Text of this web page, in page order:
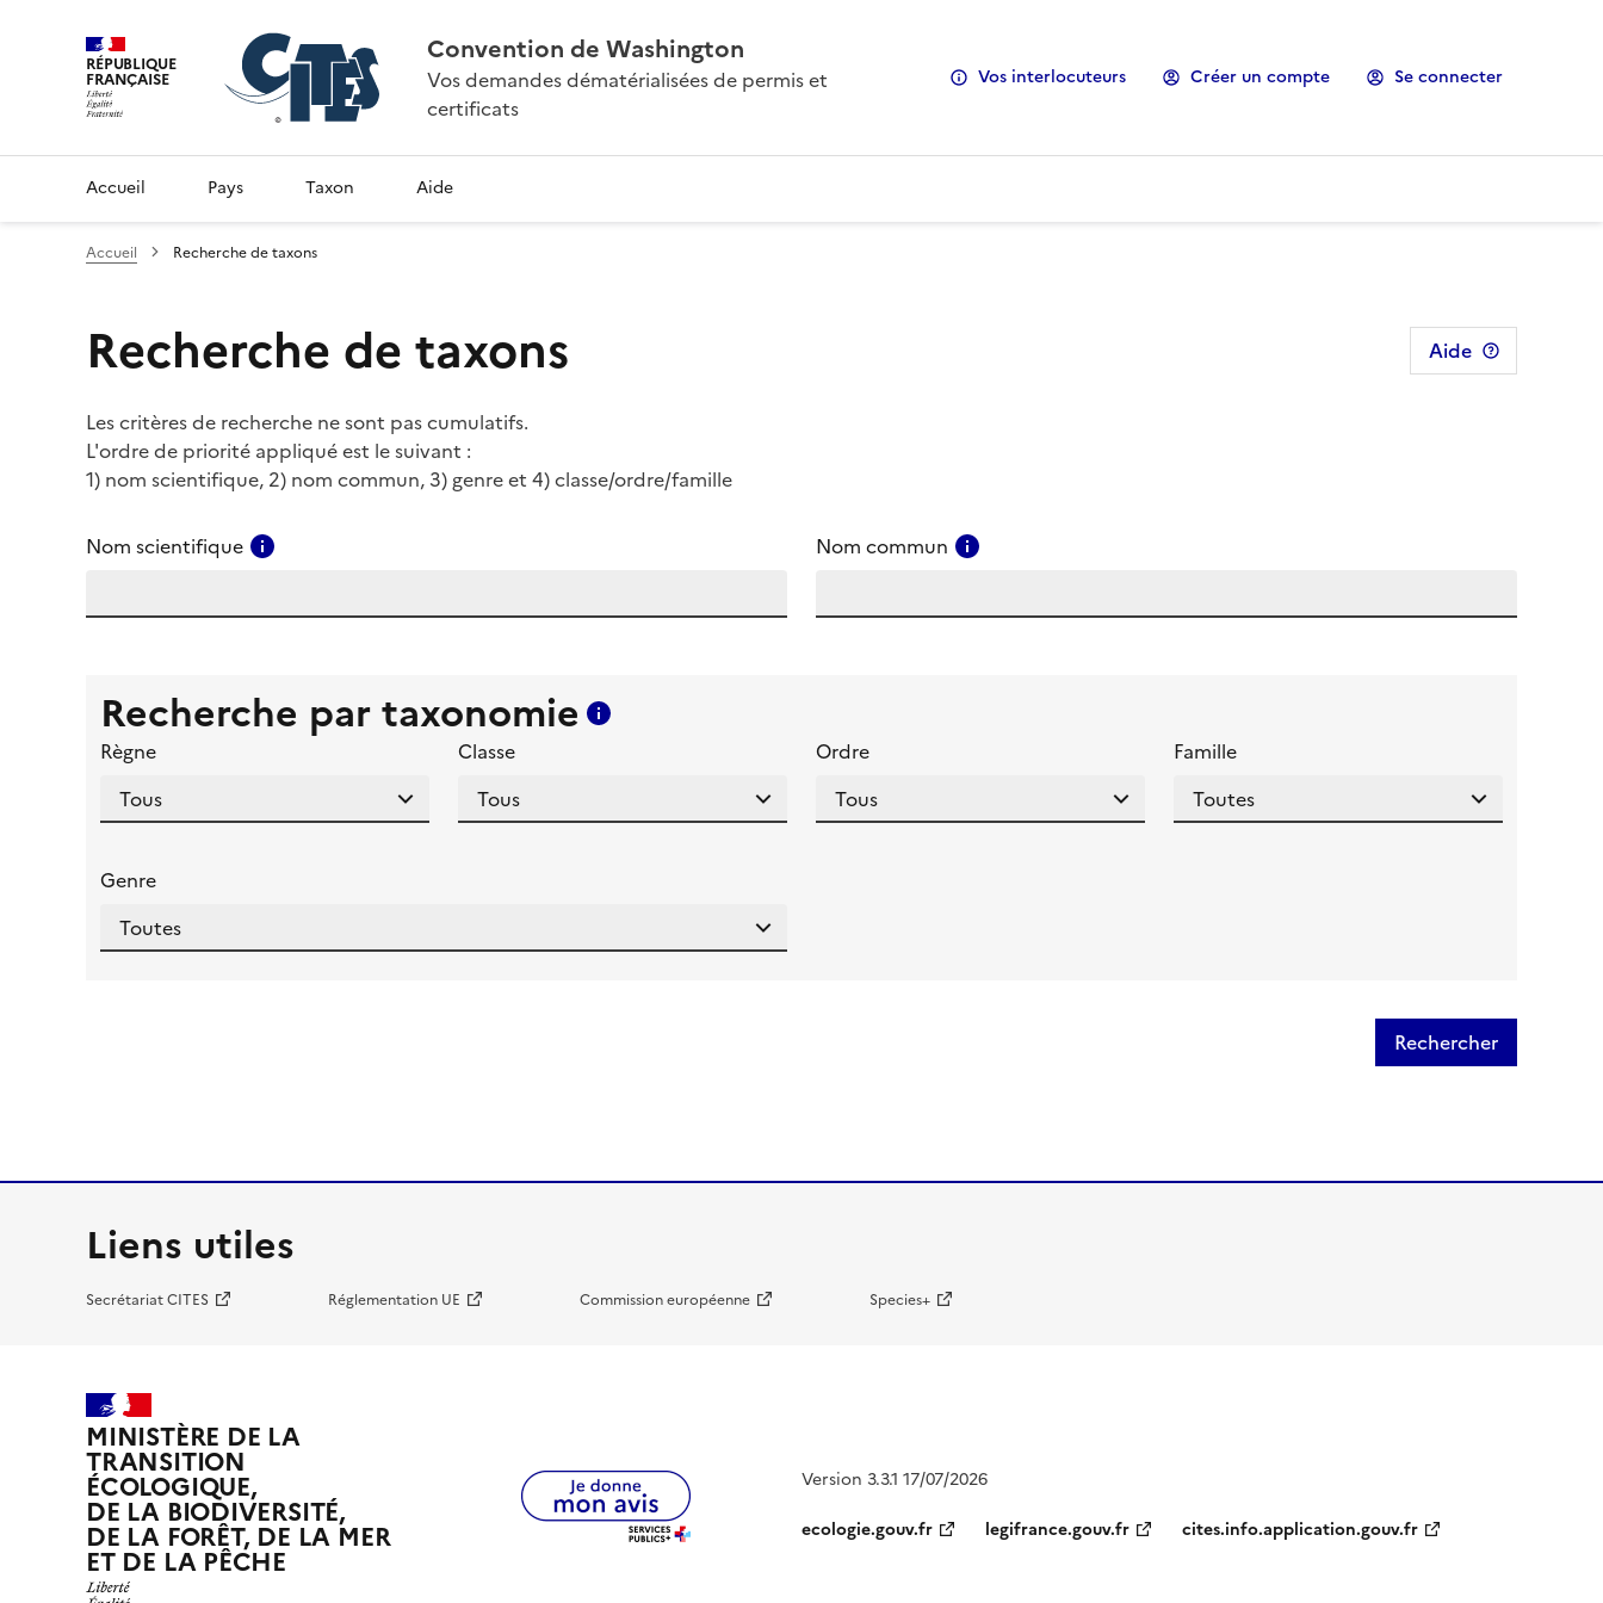
RÉPUBLIQUE
FRANÇAISE
Convention de Washington
Vos demandes dématérialisées de permis et
certificats
Vos interlocuteurs Créer un compte Se connecter
Accueil Pays Taxon Aide
Accueil Recherche de taxons
Recherche de taxons Aide
Les critères de recherche ne sont pas cumulatifs.
L'ordre de priorité appliqué est le suivant :
1) nom scientifique, 2) nom commun, 3) genre et 4) classe/ordre/famille
Nom scientifique Nom commun
Recherche par taxonomie
Règne
Classe Ordre Famille
Genre
Rechercher
Liens utiles
Secrétariat CITES Réglementation UE Commission européenne Species+
MINISTÈRE DE LA
TRANSITION
ÉCOLOGIQUE,
DE LA BIODIVERSITÉ,
DE LA FORÊT, DE LA MER
ET DE LA PÊCHE
Version 3.3.1 17/07/2026
ecologie.gouv.fr
legifrance.gouv.fr cites.info.application.gouv.fr